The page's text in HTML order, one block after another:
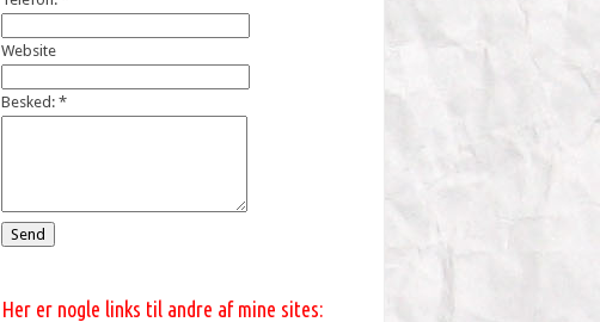
Website
Besked: *
Her er nogle links til andre af mine sites: